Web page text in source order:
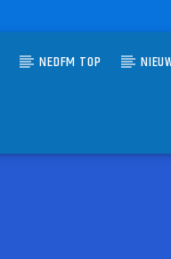
NEDFM TOP